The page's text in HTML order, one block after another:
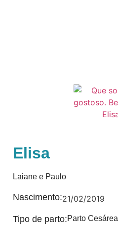
Elisa
Laiane e Paulo
Nascimento:21/02/2019
Tipo de parto:Parto Cesárea